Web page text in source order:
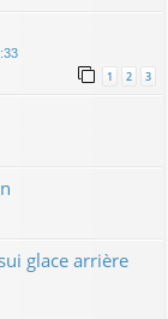
1 2 3
glace arrière